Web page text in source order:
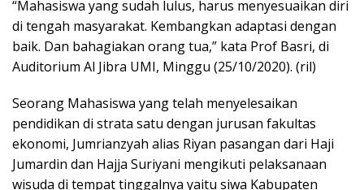
“Mahasiswa yang sudah lulus, harus menyesuaikan diri
di tengah masyarakat. Kembangkan adaptasi dengan
baik. Dan bahagiakan orang tua,” kata Prof Basri, di
Auditorium Al Jibra UMI, Minggu (25/10/2020). (ril)
Seorang Mahasiswa yang telah menyelesaikan
pendidikan di strata satu dengan jurusan fakultas
ekonomi, Jumrianzyah alias Riyan pasangan dari Haji
Jumardin dan Hajja Suriyani mengikuti pelaksanaan
wisuda di tempat tinggalnya yaitu siwa Kabupaten